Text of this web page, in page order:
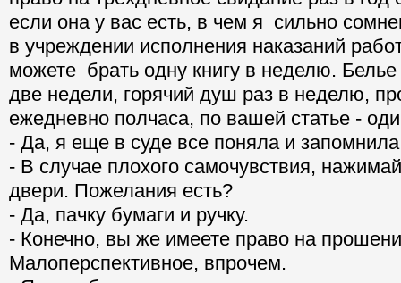
если она у вас есть, в чем я сильно
в учреждении исполнения наказаний
можете брать одну книгу в неделю. Белье
две недели, горячий душ раз в неделю,
ежедневно полчаса, по вашей статье -
- Да, я еще в суде все поняла и
- В случае плохого самочувствия,
двери. Пожелания есть?
- Да, пачку бумаги и ручку.
- Конечно, вы же имеете право на
Малоперспективное, впрочем.